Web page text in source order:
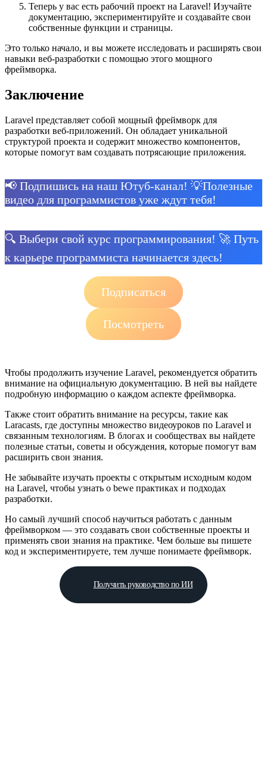
Теперь у вас есть рабочий проект на Laravel! Изучайте
документацию, экспериментируйте и создавайте свои
собственные функции и страницы.
Это только начало, и вы можете исследовать и расширять свои
навыки веб-разработки с помощью этого мощного
фреймворка.
Заключение
Laravel представляет собой мощный фреймворк для
разработки веб-приложений. Он обладает уникальной
структурой проекта и содержит множество компонентов,
которые помогут вам создавать потрясающие приложения.
📢 Подпишись на наш Ютуб-канал! 💡Полезные
видео для программистов уже ждут тебя!
🔍 Выбери свой курс программирования! 🚀 Путь
к карьере программиста начинается здесь!
Подписаться
Посмотреть
Чтобы продолжить изучение Laravel, рекомендуется обратить
внимание на официальную документацию. В ней вы найдете
подробную информацию о каждом аспекте фреймворка.
Также стоит обратить внимание на ресурсы, такие как
Laracasts, где доступны множество видеоуроков по Laravel и
связанным технологиям. В блогах и сообществах вы найдете
полезные статьи, советы и обсуждения, которые помогут вам
расширить свои знания.
Не забывайте изучать проекты с открытым исходным кодом
на Laravel, чтобы узнать о bewе практиках и подходах
разработки.
Но самый лучший способ научиться работать с данным
фреймворком — это создавать свои собственные проекты и
применять свои знания на практике. Чем больше вы пишете
код и экспериментируете, тем лучше понимаете фреймворк.
Получить руководство по ИИ